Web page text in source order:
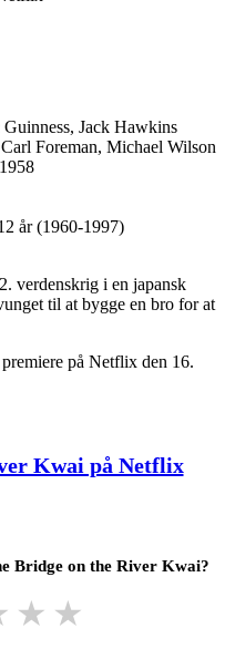
Jack Hawkins
Foreman, Michael Wilson
år (1960-1997)
verdenskrig i en japansk
til at bygge en bro for at
på Netflix den 16.
Kwai på Netflix
Bridge on the River Kwai?
★ ★